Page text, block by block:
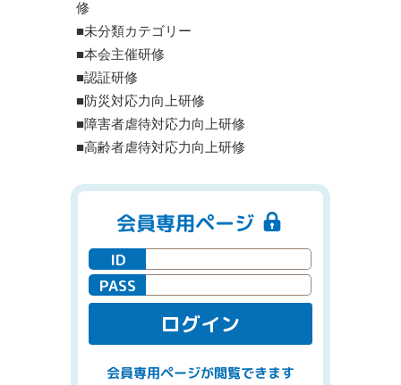
修
■未分類カテゴリー
■本会主催研修
■認証研修
■防災対応力向上研修
■障害者虐待対応力向上研修
■高齢者虐待対応力向上研修
会員専用ページ
ID
PASS
ログイン
会員専用ページが閲覧できます